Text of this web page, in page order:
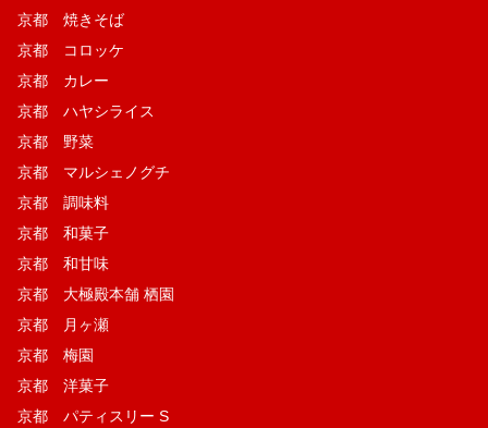
京都 焼きそば
京都 コロッケ
京都 カレー
京都 ハヤシライス
京都 野菜
京都 マルシェノグチ
京都 調味料
京都 和菓子
京都 和甘味
京都 大極殿本舗 栖園
京都 月ヶ瀬
京都 梅園
京都 洋菓子
京都 パティスリー S